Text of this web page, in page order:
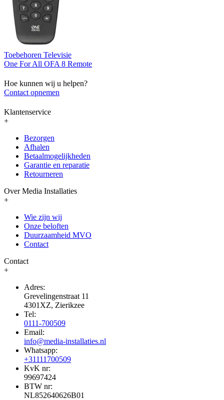
Toebehoren Televisie
One For All OFA 8 Remote
Hoe kunnen wij u helpen?
Contact opnemen
Klantenservice
+
Bezorgen
Afhalen
Betaalmogelijkheden
Garantie en reparatie
Retourneren
Over Media Installaties
+
Wie zijn wij
Onze beloften
Duurzaamheid MVO
Contact
Contact
+
Adres:
Grevelingenstraat 11
4301XZ, Zierikzee
Tel:
0111-700509
Email:
info@media-installaties.nl
Whatsapp:
+31111700509
KvK nr:
99697424
BTW nr:
NL852640626B01